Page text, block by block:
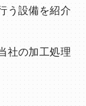
う設備を紹介
社の加工処理